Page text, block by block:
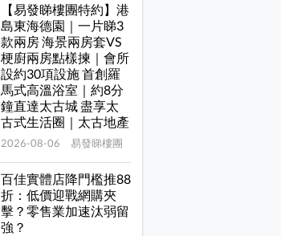
【易發睇樓團特約】港
島東海德園｜一片睇3
款兩房 海景兩房套VS
梗廚兩房點樣揀｜會所
設約30項設施 首創羅
馬式高溫浴室｜約8分
鐘直達太古城 盡享太
古式生活圈｜太古地產
2026-08-06 易發睇樓團
百佳實體店降門檻推88
折：低價迎戰網購夾
擊？零售業加速汰弱留
強？